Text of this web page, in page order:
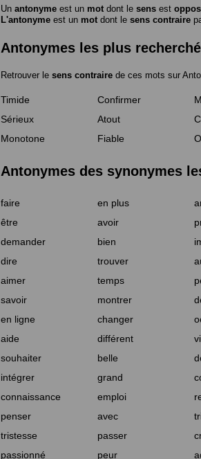
Un antonyme est un mot dont le sens est
L'antonyme est un mot dont le sens contraire
Antonymes les plus
Retrouver le sens contraire de ces mots sur
Timide Confirmer
Sérieux
Atout
Monotone
Fiable
Antonymes des synonymes
faire en plus
être
avoir
demander
bien
dire
trouver
aimer
temps
savoir
montrer
en ligne
changer
aide
différent
souhaiter
belle
intégrer
grand
connaissance
emploi
penser
avec
tristesse
passer
passionné
peur